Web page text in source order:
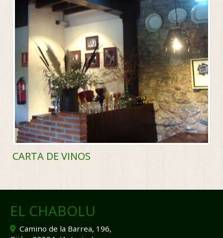
CARTA DE VINOS
EL CHABOLU
Camino de la Barrea, 196,